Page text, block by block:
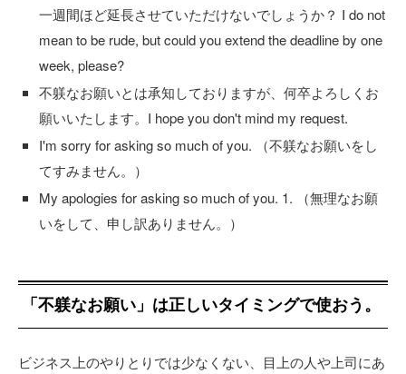
一週間ほど延長させていただけないでしょうか？ I do not
mean to be rude, but could you extend the deadline by one
week, please?
不躾なお願いとは承知しておりますが、何卒よろしくお
願いいたします。I hope you don't mind my request.
I'm sorry for asking so much of you. （不躾なお願いをし
てすみません。）
My apologies for asking so much of you. 1. （無理なお願
いをして、申し訳ありません。）
「不躾なお願い」は正しいタイミングで使おう。
ビジネス上のやりとりでは少なくない、目上の人や上司にあ